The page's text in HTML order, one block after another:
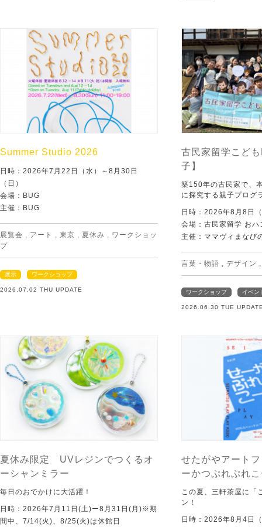
Summer Studio 2026
日時：2026年7月22日（水）～8月30日
（日）
会場：BUG
主催：BUG
展覧会 , アート , 東京 , 夏休み , ワークショッ
プ
展示 ワークショップ
2026.07.02 THU UPDATE
古民家留学こど
子】
築150年の古民家で、
に探究する親子プログ
日時：2026年8月8日
会場：古民家留学 おハ
主催：ママヴィまなび
言葉・物語 , デザイン
ワークショップ イベン
2026.06.30 TUE
夏休み限定 UVレジンでつくるオ
ーシャンミラー
毎日のおでかけに大活躍！
日時：2026年7月11日(土)ー8月31日(月)※期
間中、7/14(火)、8/25(火)は休館日
せたがやアート
ーかつぷれぷれ
この夏、三軒茶屋に「
ン！
日時：2026年8月4日